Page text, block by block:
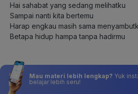
Hai sahabat yang sedang melihatku
Sampai nanti kita bertemu
Harap engkau masih sama
Betapa hidup hampa tanpa hadirmu
7.
Katanya sahabat yang datang berjabat
Mau materi lebih lengkap? Yuk
belajar lebih seru!